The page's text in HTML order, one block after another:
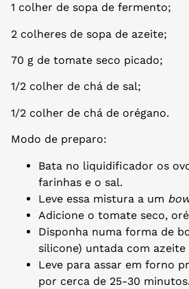
1 colher de sopa de fermento;
2 colheres de sopa de azeite;
70 g de tomate seco picado;
1/2 colher de chá de sal;
1/2 colher de chá de orégano.
Modo de preparo:
Bata no liquidificador os
farinhas e o sal.
Leve essa mistura a um
Adicione o tomate seco,
Disponha numa forma de
silicone) untada com azeite
Leve para assar em forno
por cerca de 25-30 minutos.